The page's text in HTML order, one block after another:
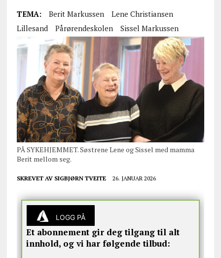
TEMA: Berit Markussen
Lene Christiansen
Lillesand
Pårørendeskolen Sissel Markussen
PÅ SYKEHJEMMET. Søstrene Lene og Sissel med mamma
Berit mellom seg.
SKREVET AV SIGBJØRN TVEITE 26. JANUAR 2026
LOGG PÅ
Et abonnement gir deg tilgang til alt
innhold, og vi har følgende tilbud: